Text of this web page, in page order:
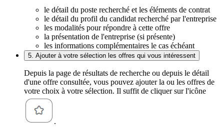
le détail du poste recherché et les éléments de contrat
le détail du profil du candidat recherché par l'entreprise
les modalités pour répondre à cette offre
la présentation de l'entreprise (si présente)
les informations complémentaires le cas échéant
5. Ajouter à votre sélection les offres qui vous intéressent
Depuis la page de résultats de recherche ou depuis le détail
d'une offre consultée, vous pouvez ajouter la ou les offres de
votre choix à votre sélection. Il suffit de cliquer sur l'icône
.